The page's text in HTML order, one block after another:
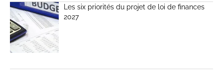
Les six priorités du projet de loi de finances
2027